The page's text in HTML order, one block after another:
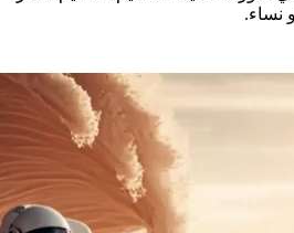
نساء.